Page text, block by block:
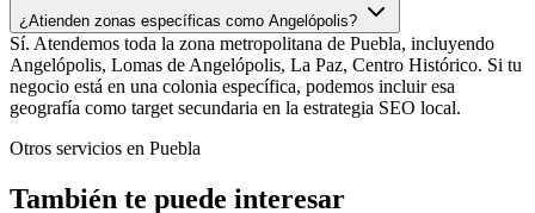
¿Atienden zonas específicas como Angelópolis?
Sí. Atendemos toda la zona metropolitana de Puebla, incluyendo
Angelópolis, Lomas de Angelópolis, La Paz, Centro Histórico. Si tu
negocio está en una colonia específica, podemos incluir esa
geografía como target secundaria en la estrategia SEO local.
Otros servicios en Puebla
También te puede interesar